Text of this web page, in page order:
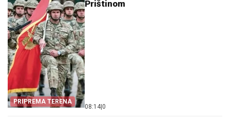
PRIPREMA TERENA
Prištinom
08:14 0